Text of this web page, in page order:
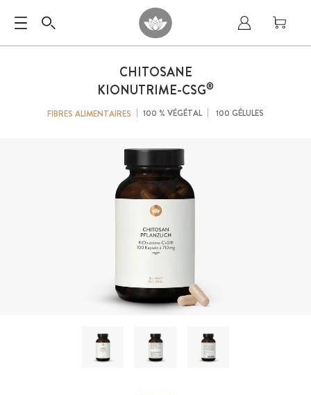
CHITOSANE
KIONUTRIME-CSG®
FIBRES ALIMENTAIRES 100 % VÉGÉTAL 100 GÉLULES